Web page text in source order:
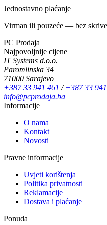
Jednostavno plaćanje
Virman ili pouzeće — bez
PC Prodaja
Najpovoljnije cijene
IT Systems d.o.o.
Paromlinska 34
71000 Sarajevo
+387 33 941 461 /+387 33
info@pcprodaja.ba
Informacije
O nama
Kontakt
Novosti
Pravne informacije
Uvjeti korištenja
Politika privatnosti
Reklamacije
Dostava i plaćanje
Ponuda